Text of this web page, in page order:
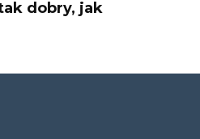
dobry, jak